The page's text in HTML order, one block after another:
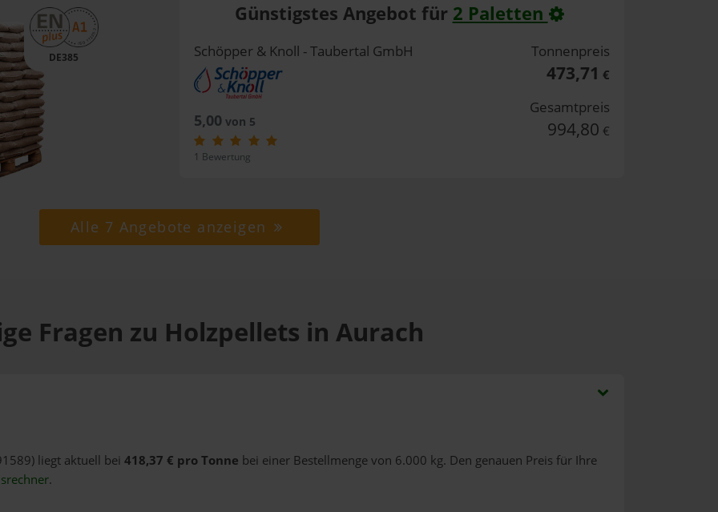
DE385
Günstigstes Angebot für 2 Paletten
Schöpper & Knoll - Taubertal GmbH
5,00 von 5
1 Bewertung
Tonnenpreis
473,71 €
Gesamtpreis
994,80 €
Alle 7 Angebote anzeigen
Fragen zu Holzpellets in Aurach
liegt aktuell bei 418,37 € pro Tonne bei einer Bestellmenge von 6.000 kg. Den genauen Preis für Ihre
.